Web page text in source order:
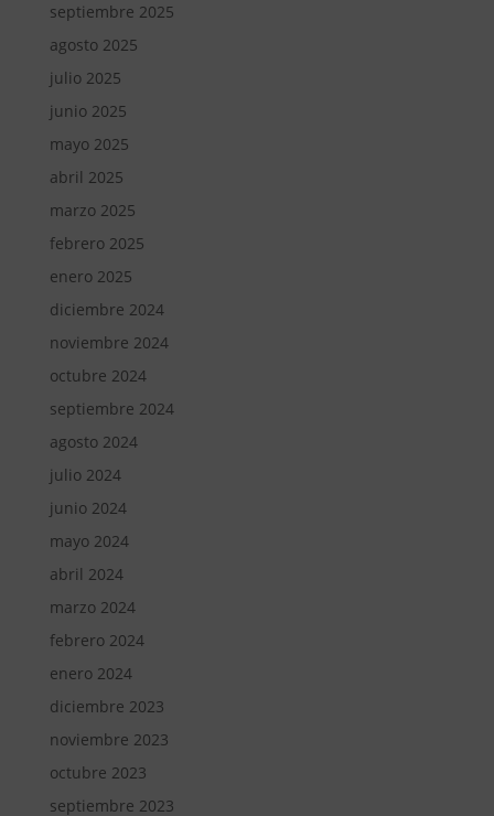
septiembre 2025
agosto 2025
julio 2025
junio 2025
mayo 2025
abril 2025
marzo 2025
febrero 2025
enero 2025
diciembre 2024
noviembre 2024
octubre 2024
septiembre 2024
agosto 2024
julio 2024
junio 2024
mayo 2024
abril 2024
marzo 2024
febrero 2024
enero 2024
diciembre 2023
noviembre 2023
octubre 2023
septiembre 2023